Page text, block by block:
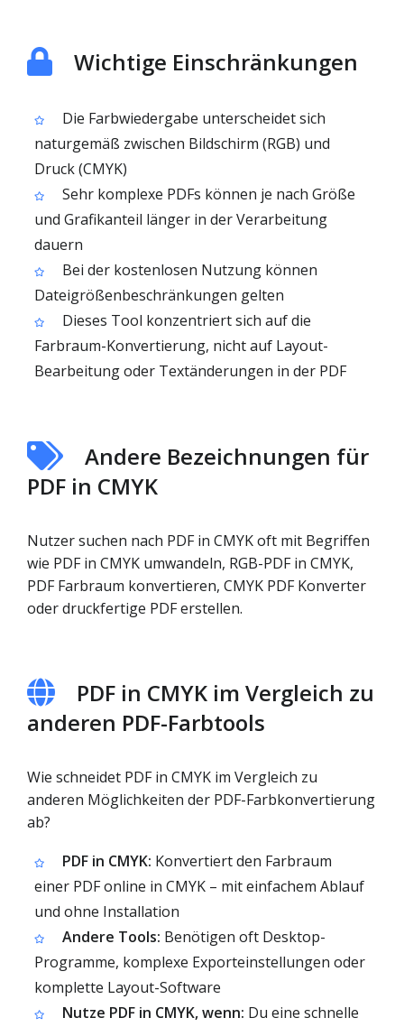
Wichtige Einschränkungen
Die Farbwiedergabe unterscheidet sich
naturgemäß zwischen Bildschirm (RGB) und
Druck (CMYK)
Sehr komplexe PDFs können je nach Größe
und Grafikanteil länger in der Verarbeitung
dauern
Bei der kostenlosen Nutzung können
Dateigrößenbeschränkungen gelten
Dieses Tool konzentriert sich auf die
Farbraum-Konvertierung, nicht auf Layout-
Bearbeitung oder Textänderungen in der PDF
Andere Bezeichnungen für
PDF in CMYK
Nutzer suchen nach PDF in CMYK oft mit Begriffen
wie PDF in CMYK umwandeln, RGB-PDF in CMYK,
PDF Farbraum konvertieren, CMYK PDF Konverter
oder druckfertige PDF erstellen.
PDF in CMYK im Vergleich zu
anderen PDF-Farbtools
Wie schneidet PDF in CMYK im Vergleich zu
anderen Möglichkeiten der PDF-Farbkonvertierung
ab?
PDF in CMYK: Konvertiert den Farbraum
einer PDF online in CMYK – mit einfachem Ablauf
und ohne Installation
Andere Tools: Benötigen oft Desktop-
Programme, komplexe Exporteinstellungen oder
komplette Layout-Software
Nutze PDF in CMYK, wenn: Du eine schnelle